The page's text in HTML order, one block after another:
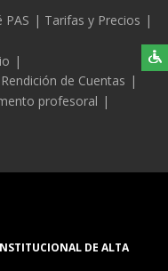
PAS
Tarifas y Precios
Rendición de Cuentas
profesoral
DE ALTA